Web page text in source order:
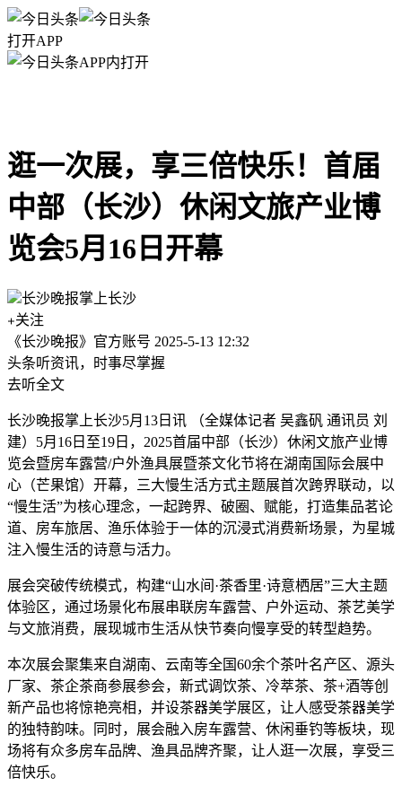
打开APP
APP内打开
逛一次展，享三倍快乐！首届
中部（长沙）休闲文旅产业博
览会5月16日开幕
长沙晚报掌上长沙
关注
《长沙晚报》官方账号 2025-5-13 12:32
头条听资讯，时事尽掌握
去听全文
长沙晚报掌上长沙5月13日讯 （全媒体记者 吴鑫矾 通讯员 刘
建）5月16日至19日，2025首届中部（长沙）休闲文旅产业博
览会暨房车露营/户外渔具展暨茶文化节将在湖南国际会展中
心（芒果馆）开幕，三大慢生活方式主题展首次跨界联动，以
“慢生活”为核心理念，一起跨界、破圈、赋能，打造集品茗论
道、房车旅居、渔乐体验于一体的沉浸式消费新场景，为星城
注入慢生活的诗意与活力。
展会突破传统模式，构建“山水间·茶香里·诗意栖居”三大主题
体验区，通过场景化布展串联房车露营、户外运动、茶艺美学
与文旅消费，展现城市生活从快节奏向慢享受的转型趋势。
本次展会聚集来自湖南、云南等全国60余个茶叶名产区、源头
厂家、茶企茶商参展参会，新式调饮茶、冷萃茶、茶+酒等创
新产品也将惊艳亮相，并设茶器美学展区，让人感受茶器美学
的独特韵味。同时，展会融入房车露营、休闲垂钓等板块，现
场将有众多房车品牌、渔具品牌齐聚，让人逛一次展，享受三
倍快乐。